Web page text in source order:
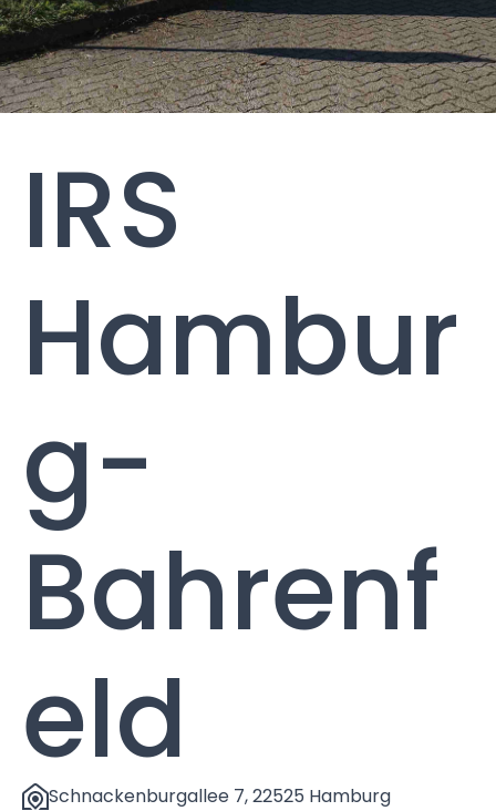
IRS
Hambur
g-
Bahrenf
eld
Schnackenburgallee 7, 22525 Hamburg